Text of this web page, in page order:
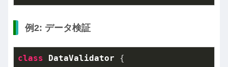
例2: データ検証
class DataValidator
{